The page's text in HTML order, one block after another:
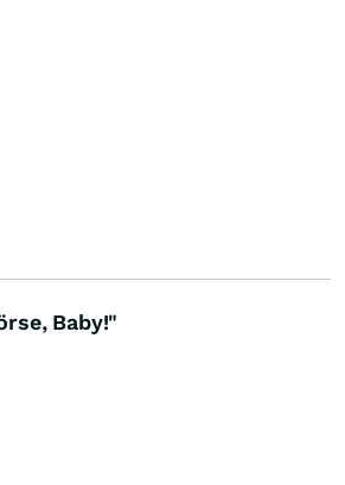
Baby!"